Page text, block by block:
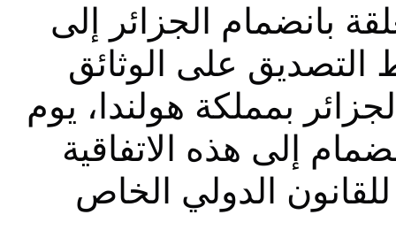
بانضمام الجزائر إلى
التصديق على الوثائق
بمملكة هولندا، يوم
الانضمام إلى هذه الاتفاقية
الدولي الخاص